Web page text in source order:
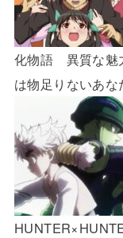
化物語 異質な魅
は物足りないあな